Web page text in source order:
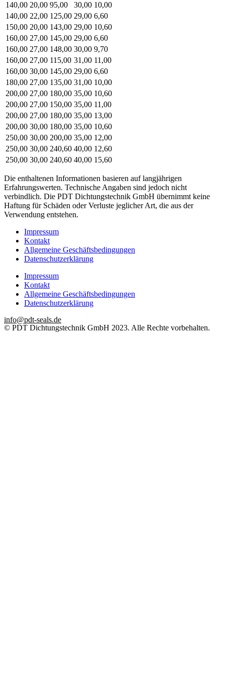
140,00 20,00 95,00 30,00 10,00
140,00 22,00 125,00 29,00 6,60
150,00 20,00 143,00 29,00 10,60
160,00 27,00 145,00 29,00 6,60
160,00 27,00 148,00 30,00 9,70
160,00 27,00 115,00 31,00 11,00
160,00 30,00 145,00 29,00 6,60
180,00 27,00 135,00 31,00 10,00
200,00 27,00 180,00 35,00 10,60
200,00 27,00 150,00 35,00 11,00
200,00 27,00 180,00 35,00 13,00
200,00 30,00 180,00 35,00 10,60
250,00 30,00 200,00 35,00 12,00
250,00 30,00 240,60 40,00 12,60
250,00 30,00 240,60 40,00 15,60
Die enthaltenen Informationen basieren auf langjährigen
Erfahrungswerten. Technische Angaben sind jedoch nicht
verbindlich. Die PDT Dichtungstechnik GmbH übernimmt keine
Haftung für Schäden oder Verluste jeglicher Art, die aus der
Verwendung entstehen.
Impressum
Kontakt
Allgemeine Geschäftsbedingungen
Datenschutzerklärung
Impressum
Kontakt
Allgemeine Geschäftsbedingungen
Datenschutzerklärung
info@pdt-seals.de
© PDT Dichtungstechnik GmbH 2023. Alle Rechte vorbehalten.